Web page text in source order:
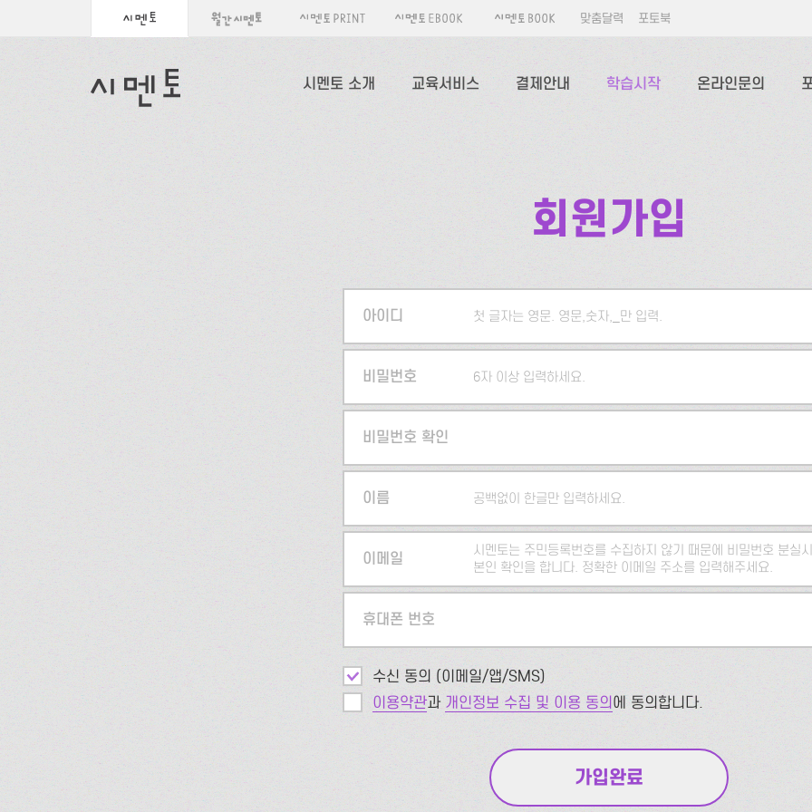
맞춤달력 포토북
시멘토 소개 교육서비스 결제안내 학습시작 온라인문의
회원가입
아이디 첫 글자는 영문. 영문,숫자,_만 입력.
5자 이상 입력하세요.
비밀번호 6자 이상 입력하세요.
비밀번호 확인
이름 공백없이 한글만 입력하세요.
이메일
시멘토는 주민등록번호를 수집하지 않기 때문에 비밀번호 분실
본인 확인을 합니다. 정확한 이메일 주소를 입력해주세요.
휴대폰 번호
수신 동의 (이메일/앱/SMS)
이용약관과 개인정보 수집 및 이용 동의에 동의합니다.